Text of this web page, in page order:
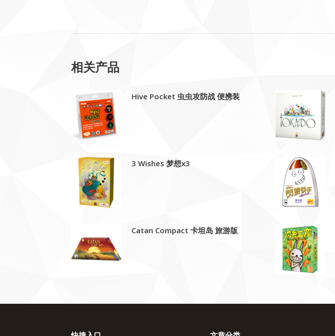
相关产品
Hive Pocket 虫虫攻防战 便携装
3 Wishes 梦想x3
Catan Compact 卡坦岛 旅游版